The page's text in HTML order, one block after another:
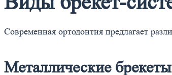
Современная ортодонтия предлагает
Металлические брекеты